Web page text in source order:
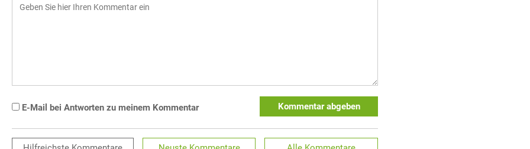
E-Mail bei Antworten zu meinem Kommentar Kommentar abgeben